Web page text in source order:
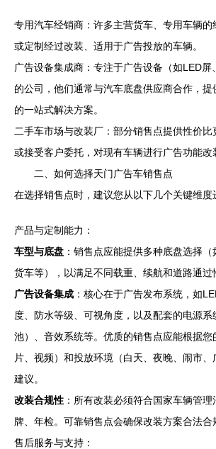
专用汽车经销商：许多主营货车、专用车辆的
或定制经过改装、适用于广告投放的车辆。
广告设备集成商：专注于广告设备（如LED屏
的公司，他们通常与汽车底盘供应商合作，
的一站式解决方案。
二手车市场与改装厂：部分销售点提供性价比
或接受客户委托，对现有车辆进行广告功能改
二、如何选择天门广告车销售点
在选择销售点时，建议您从以下几个关键维度
产品与定制能力：
车型与底盘 ：销售点应能提供多种底盘选择
货车等），以满足不同载重、续航和道路通过
广告设备集成 ：核心在于广告发布系统，如
度、防水等级、可视角度，以及配套的电源
池）、音效系统等。优质的销售点应能根据您
片、视频）和投放环境（白天、夜晚、闹市
建议。
改装合规性 ：所有改装必须符合国家车辆管
牌、年检。可靠销售点会确保改装方案合法合
售后服务与支持：